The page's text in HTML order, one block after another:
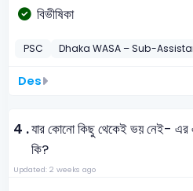
বিভীষিকা
PSC Dhaka WASA – Sub-
Des
4 .যার কোনো কিছু থেকেই ভয় নেই- এর
কি?
Updated: 2 weeks ago